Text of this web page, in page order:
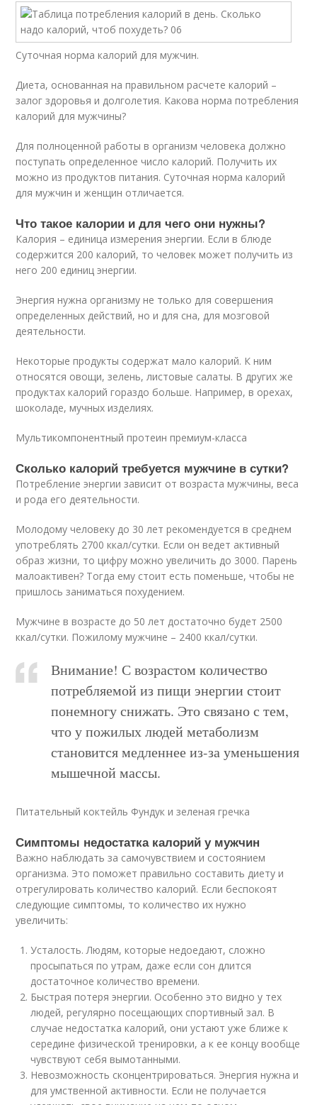
Суточная норма калорий для мужчин.
Диета, основанная на правильном расчете калорий –
залог здоровья и долголетия. Какова норма потребления
калорий для мужчины?
Для полноценной работы в организм человека должно
поступать определенное число калорий. Получить их
можно из продуктов питания. Суточная норма калорий
для мужчин и женщин отличается.
Что такое калории и для чего они нужны?
Калория – единица измерения энергии. Если в блюде
содержится 200 калорий, то человек может получить из
него 200 единиц энергии.
Энергия нужна организму не только для совершения
определенных действий, но и для сна, для мозговой
деятельности.
Некоторые продукты содержат мало калорий. К ним
относятся овощи, зелень, листовые салаты. В других же
продуктах калорий гораздо больше. Например, в орехах,
шоколаде, мучных изделиях.
Мультикомпонентный протеин премиум-класса
Сколько калорий требуется мужчине в сутки?
Потребление энергии зависит от возраста мужчины, веса
и рода его деятельности.
Молодому человеку до 30 лет рекомендуется в среднем
употреблять 2700 ккал/сутки. Если он ведет активный
образ жизни, то цифру можно увеличить до 3000. Парень
малоактивен? Тогда ему стоит есть поменьше, чтобы не
пришлось заниматься похудением.
Мужчине в возрасте до 50 лет достаточно будет 2500
ккал/сутки. Пожилому мужчине – 2400 ккал/сутки.
Внимание! С возрастом количество
потребляемой из пищи энергии стоит
понемногу снижать. Это связано с тем,
что у пожилых людей метаболизм
становится медленнее из-за уменьшения
мышечной массы.
Питательный коктейль Фундук и зеленая гречка
Симптомы недостатка калорий у мужчин
Важно наблюдать за самочувствием и состоянием
организма. Это поможет правильно составить диету и
отрегулировать количество калорий. Если беспокоят
следующие симптомы, то количество их нужно
увеличить:
Усталость. Людям, которые недоедают, сложно
просыпаться по утрам, даже если сон длится
достаточное количество времени.
Быстрая потеря энергии. Особенно это видно у тех
людей, регулярно посещающих спортивный зал. В
случае недостатка калорий, они устают уже ближе к
середине физической тренировки, а к ее концу вообще
чувствуют себя вымотанными.
Невозможность сконцентрироваться. Энергия нужна и
для умственной активности. Если не получается